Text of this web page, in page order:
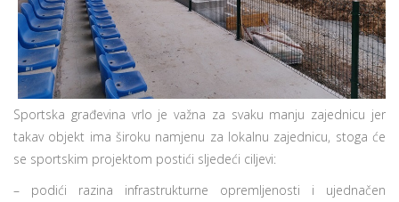
Sportska građevina vrlo je važna za svaku manju zajednicu jer
takav objekt ima široku namjenu za lokalnu zajednicu, stoga će
se sportskim projektom postići sljedeći ciljevi:
– podići razina infrastrukturne opremljenosti i ujednačen